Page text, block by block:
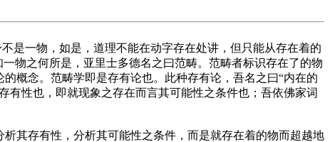
是一物，如是，道理不能在动字存在处讲，但只能从存在着的
物之何所是，亚里士多德名之曰范畴。范畴者标识存在了的物
概念。范畴学即是存有论也。此种存有论，吾名之曰“内在的
有性也，即就现象之存在而言其可能性之条件也；吾依佛家词
其存有性，分析其可能性之条件，而是就存在着的物而超越地